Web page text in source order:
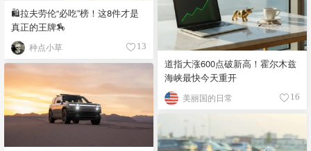
🛍️拉夫劳伦“必吃”榜！这8件才是
真正的王牌🏇
种点小草 13
道指大涨600点破新高！霍尔木兹
海峡最快今天重开
美丽国的日常 16